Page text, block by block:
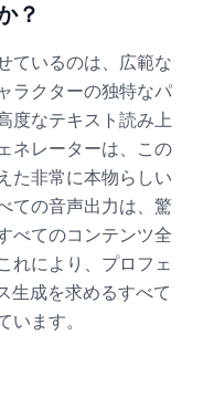
？
ているのは、広範な
ラクターの独特なパ
度なテキスト読み上
ネレーターは、この
た非常に本物らしい
ての音声出力は、驚
べてのコンテンツ全
れにより、プロフェ
生成を求めるすべて
ます。